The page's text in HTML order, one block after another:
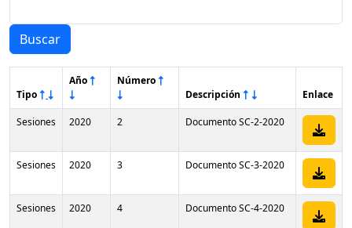
Buscar
Tipo
Año
Número
Descripción
Enlace
Sesiones 2020 2 Documento SC-2-2020
Sesiones 2020 3 Documento SC-3-2020
Sesiones 2020 4 Documento SC-4-2020